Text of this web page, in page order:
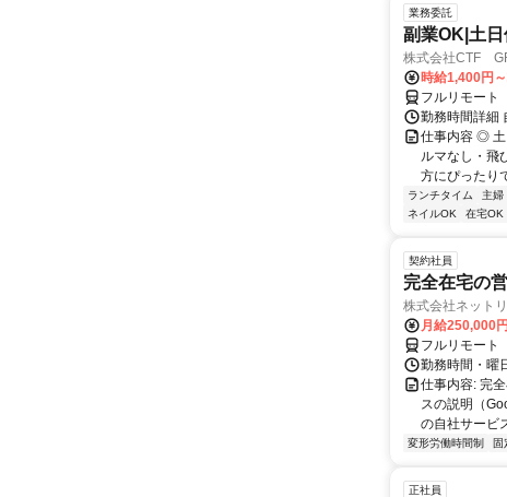
業務委託
副業OK|土
株式会社CTF
時給1,400円
フルリモート
勤務時間詳細
仕事内容 ◎ 土
ルマなし・飛
方にぴったり
ランチタイム 主婦
ネイルOK
在宅OK
契約社員
完全在宅の
株式会社ネット
月給250,000
フルリモート
勤務時間・曜
仕事内容: 完
スの説明（
の自社サービ
変形労働時間制 固
正社員